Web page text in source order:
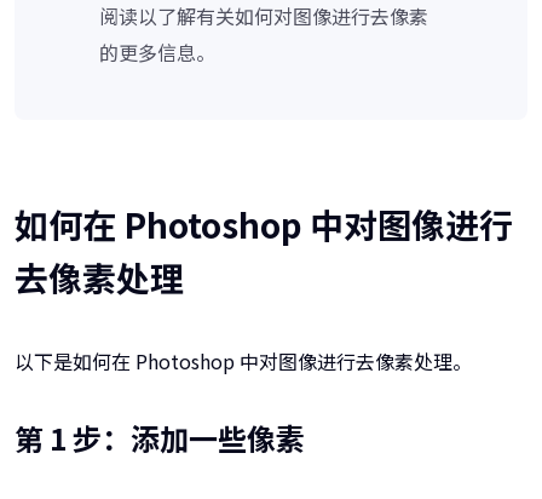
阅读以了解有关如何对图像进行去像素
的更多信息。
如何在 Photoshop 中对图像进行
去像素处理
以下是如何在 Photoshop 中对图像进行去像素处理。
第 1 步：添加一些像素